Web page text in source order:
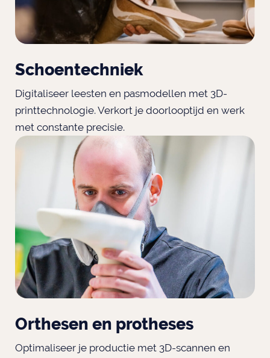
Schoentechniek
Digitaliseer leesten en pasmodellen met 3D-
printtechnologie. Verkort je doorlooptijd en werk
met constante precisie.
Orthesen en protheses
Optimaliseer je productie met 3D-scannen en